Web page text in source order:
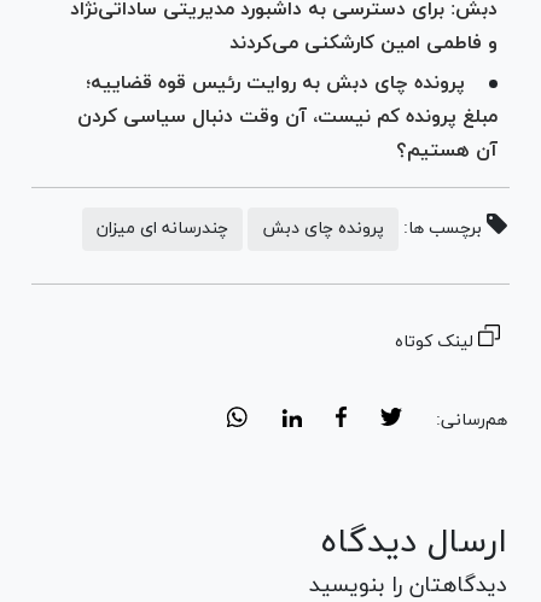
دبش: برای دسترسی به داشبورد مدیریتی ساداتی‌نژاد
و فاطمی امین کارشکنی می‌کردند
پرونده چای دبش به روایت رئیس قوه قضاییه؛
مبلغ پرونده کم نیست، آن وقت دنبال سیاسی کردن
آن هستیم؟
برچسب ها: پرونده چای دبش چندرسانه ای میزان
لینک کوتاه
هم‌رسانی:
ارسال دیدگاه
دیدگاهتان را بنویسید